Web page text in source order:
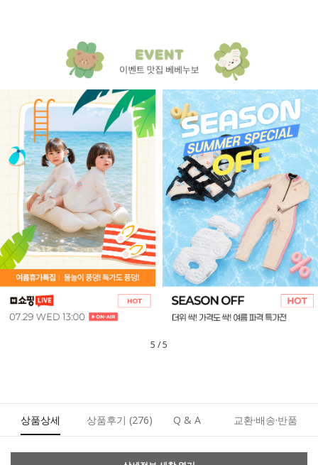
1 /5
상품상세 상품후기 (276) Q & A 교환·배송·반품